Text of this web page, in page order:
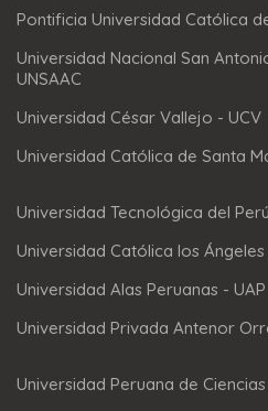
Pontificia Universidad Católica
Universidad Nacional San
UNSAAC
Universidad César Vallejo - UCV
Universidad Católica de Santa
Universidad Tecnológica del
Universidad Católica los
Universidad Alas Peruanas - UAP
Universidad Privada Antenor
Universidad Peruana de